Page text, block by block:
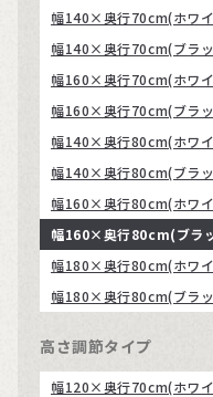
幅140×奥行70cm(ホワ
幅140×奥行70cm(ブラ
幅160×奥行70cm(ホワ
幅160×奥行70cm(ブラ
幅140×奥行80cm(ホワ
幅140×奥行80cm(ブラ
幅160×奥行80cm(ホワ
幅160×奥行80cm(ブラ
幅180×奥行80cm(ホワ
幅180×奥行80cm(ブラ
高さ調節タイプ
幅120×奥行70cm(ホワ